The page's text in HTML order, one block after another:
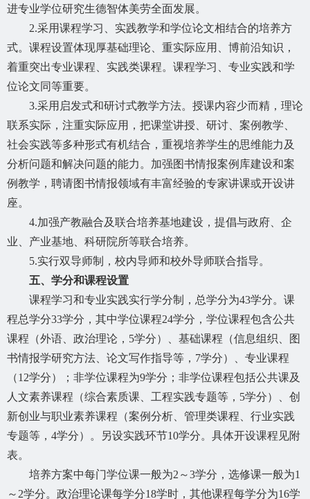
进专业学位研究生德智体美劳全面发展。
2.采用课程学习、实践教学和学位论文相结合的培养方
式。课程设置体现厚基础理论、重实际应用、博前沿知识，
着重突出专业课程、实践类课程。课程学习、专业实践和学
位论文同等重要。
3.采用启发式和研讨式教学方法。授课内容少而精，理论
联系实际，注重实际应用，把课堂讲授、研讨、案例教学、
社会实践等多种形式有机结合，重视培养学生的思维能力及
分析问题和解决问题的能力。加强图书情报案例库建设和案
例教学，聘请图书情报领域有丰富经验的专家讲课或开设讲
座。
4.加强产教融合及联合培养基地建设，提倡与政府、企
业、产业基地、科研院所等联合培养。
5.实行双导师制，校内导师和校外导师联合指导。
五、学分和课程设置
课程学习和专业实践实行学分制，总学分为43学分。课
程总学分33学分，其中学位课程24学分，学位课程包含公共
课程（外语、政治理论，5学分）、基础课程（信息组织、图
书情报学研究方法、论文写作指导等，7学分）、专业课程
（12学分）；非学位课程为9学分；非学位课程包括公共课及
人文素养课程（综合素质课 、工程实践专题等， 5学分）、创
新创业与职业素养课程（案例分析、管理类课程 、行业实践
专题等， 4学分）。另设实践环节10学分。具体开设课程见附
表。
培养方案中每门学位课一般为2～3学分，选修课一般为1
～2学分。政治理论课每学分18学时，其他课程每学分为16学